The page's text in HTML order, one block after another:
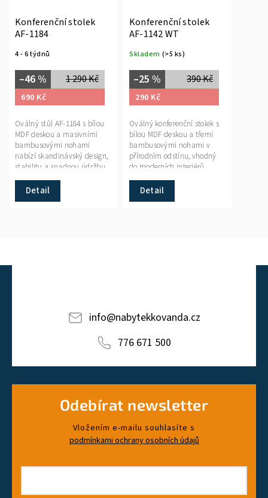
Konferenční stolek
AF-1184
4 - 6 týdnů
1 290 Kč
–46 %
690 Kč
Detail
Oválný stůl AF-1184 s bílou
MDF deskou a masivními
bambusovými nohami
nabízí skandinávský design,
stabilitu a snadnou údržbu.
Elegantní a praktický
doplněk kanceláře i
domácnosti.
Konferenční stolek
AF-1142 WT
Skladem (>5 ks)
390 Kč
–25 %
290 Kč
Detail
Oválný konferenční stolek s
bílou MDF deskou a třemi
bambusovými nohami v
přírodním odstínu, vhodný
do moderních interiérů.
info@nabytekkovanda.cz
776 671 500
Odebírat newsletter
Vložením e-mailu souhlasíte s
podmínkami ochrany osobních údajů